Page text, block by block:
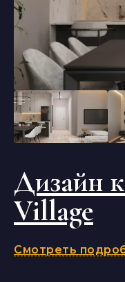
Дизайн
Village
Смотреть